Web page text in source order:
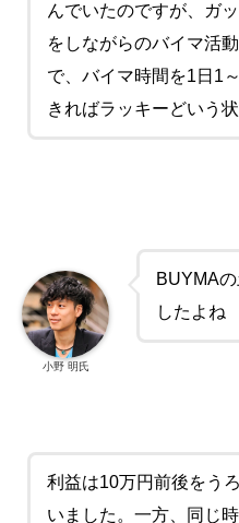
んでいたのですが、ガ
をしながらのバイマ活
で、バイマ時間を1 日 1 ～
きればラッキーどいう状
BUYMA
したよね
小野 明氏
利益は10万円前後をう
いました。一方、同じ